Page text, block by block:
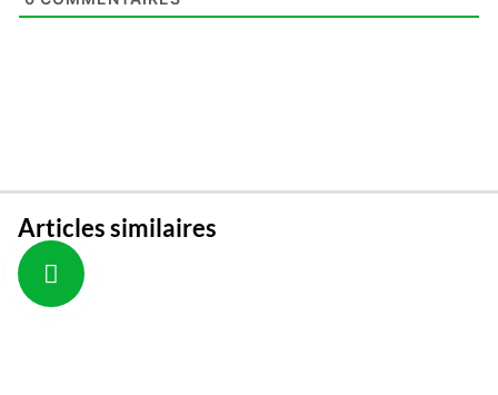
Articles similaires